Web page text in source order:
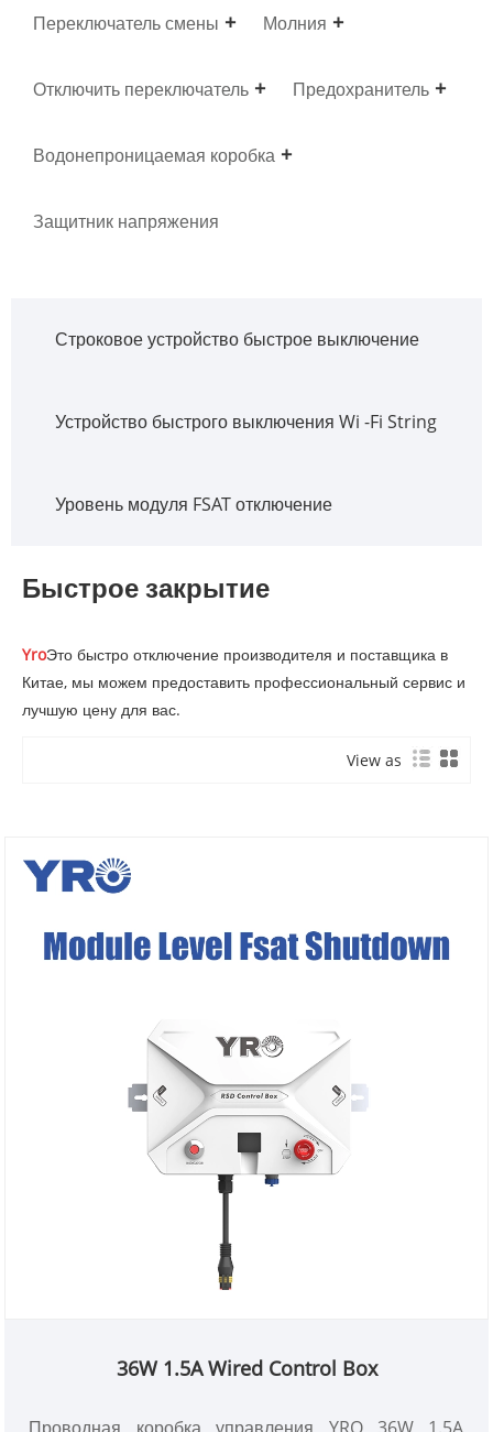
Переключатель смены Молния
Отключить переключатель Предохранитель
Водонепроницаемая коробка
Защитник напряжения
Строковое устройство быстрое выключение
Устройство быстрого выключения Wi -Fi String
Уровень модуля FSAT отключение
Быстрое закрытие
YroЭто быстро отключение производителя и поставщика в
Китае, мы можем предоставить профессиональный сервис и
лучшую цену для вас.
View as
36W 1.5A Wired Control Box